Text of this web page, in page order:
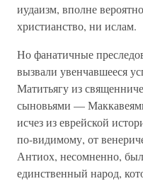
иудаизм, вполне
христианство, ни ислам.
Но фанатичные
вызвали увенчавшееся
Матитьягу из
сыновьями —
исчез из еврейской
по-видимому, от
Антиох, несомненно,
единственный народ,